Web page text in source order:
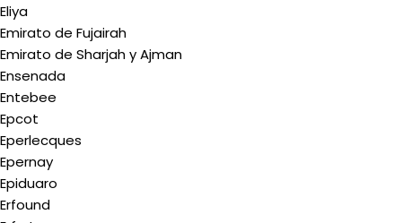
Eliya
Emirato de Fujairah
Emirato de Sharjah y Ajman
Ensenada
Entebee
Epcot
Eperlecques
Epernay
Epiduaro
Erfound